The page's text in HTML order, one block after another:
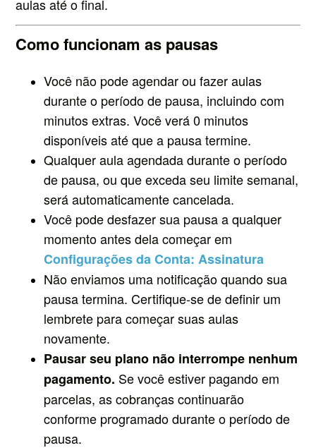
aulas até o final.
Como funcionam as pausas
Você não pode agendar ou fazer aulas
durante o período de pausa, incluindo com
minutos extras. Você verá 0 minutos
disponíveis até que a pausa termine.
Qualquer aula agendada durante o período
de pausa, ou que exceda seu limite semanal,
será automaticamente cancelada.
Você pode desfazer sua pausa a qualquer
momento antes dela começar em
Configurações da Conta: Assinatura
Não enviamos uma notificação quando sua
pausa termina. Certifique-se de definir um
lembrete para começar suas aulas
novamente.
Pausar seu plano não interrompe nenhum
pagamento. Se você estiver pagando em
parcelas, as cobranças continuarão
conforme programado durante o período de
pausa.